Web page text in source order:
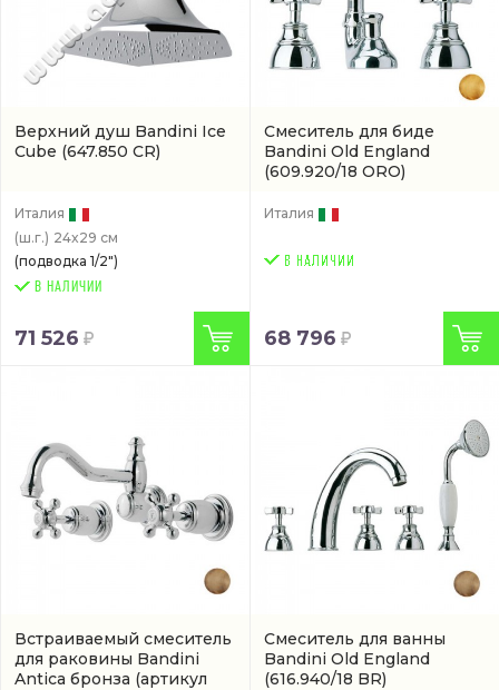
Верхний душ Bandini Ice
Cube (647.850 CR)
Италия
(ш.г.) 24x29 см
(подводка 1/2")
В НАЛИЧИИ
71 526
Смеситель для биде
Bandini Old England
(609.920/18 ORO)
Италия
68 796
Встраиваемый смеситель
для раковины Bandini
Antica бронза (артикул
Смеситель для ванны
Bandini Old England
(616.940/18 BR)